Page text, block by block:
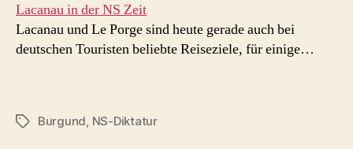
Lacanau in der NS Zeit
Lacanau und Le Porge sind heute gerade auch bei
deutschen Touristen beliebte Reiseziele, für einige…
Schlagwörter
Burgund, NS-Diktatur